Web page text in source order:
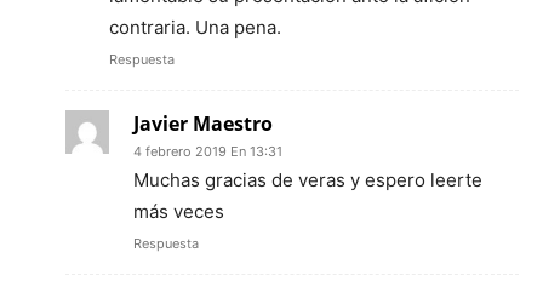
contraria. Una pena.
Respuesta
Javier Maestro
4 febrero 2019 En 13:31
Muchas gracias de veras y espero leerte
más veces
Respuesta